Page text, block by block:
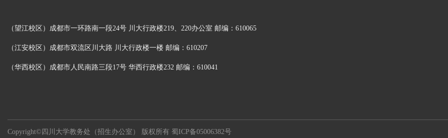
（望江校区）成都市一环路南一段24号 川大行政楼219、220办公室 邮编：610065
（江安校区）成都市双流区川大路 川大行政楼一楼 邮编：610207
（华西校区）成都市人民南路三段17号 华西行政楼232 邮编：610041
Copyright©四川大学教务处（招生办公室） 版权所有 蜀ICP备05006382号